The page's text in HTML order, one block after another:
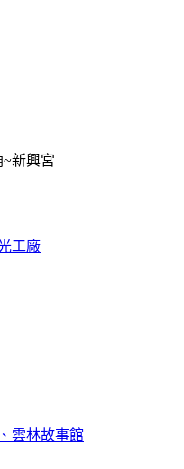
新興宮
工廠
雲林故事館